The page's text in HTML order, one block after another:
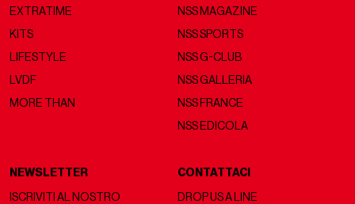
EXTRATIME
KITS
LIFESTYLE
LVDF
MORE THAN
NSS MAGAZINE
NSS SPORTS
NSS G-CLUB
NSS GALLERIA
NSS FRANCE
NSS EDICOLA
NEWSLETTER
ISCRIVITI AL NOSTRO
CONTATTACI
DROP US A LINE